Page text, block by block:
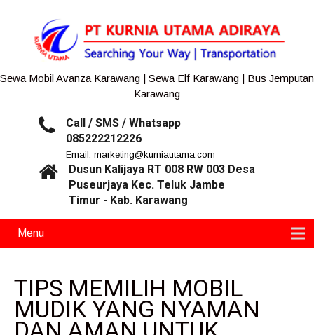
Sewa Mobil Avanza Karawang | Sewa Elf Karawang | Bus Jemputan
Karawang
Call / SMS / Whatsapp
085222212226
Email: marketing@kurniautama.com
Dusun Kalijaya RT 008 RW 003 Desa
Puseurjaya Kec. Teluk Jambe
Timur - Kab. Karawang
Menu
TIPS MEMILIH MOBIL
MUDIK YANG NYAMAN